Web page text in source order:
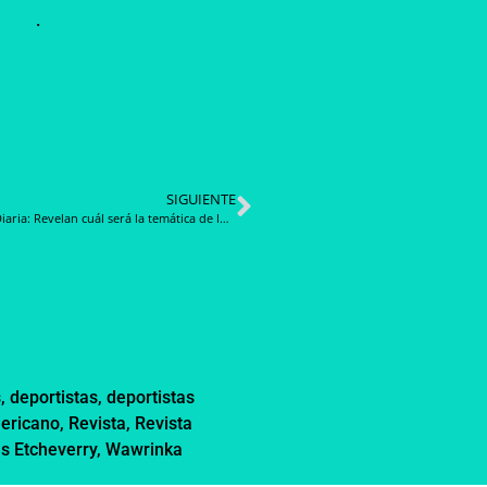
.
SIGUIENTE
Noticia Diaria: Revelan cuál será la temática de la Met Gala 2024: ¿Cuándo es y quiénes asistirán?
, deportistas, deportistas
, Revista, Revista
Etcheverry, Wawrinka